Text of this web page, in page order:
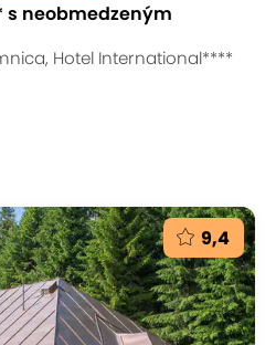
s neobmedzeným
Hotel International****
9,4